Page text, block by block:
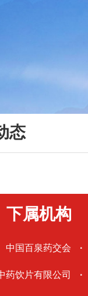
态
下属机构
中国百泉药交会 ·
药饮片有限公司 ·